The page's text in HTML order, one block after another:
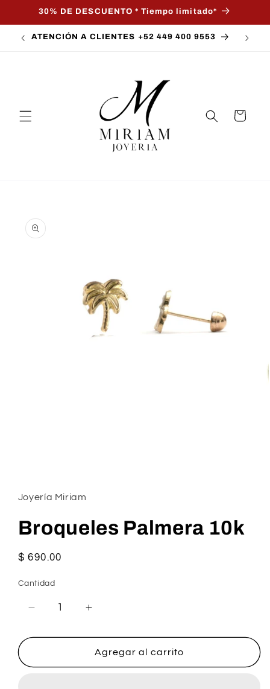
directamente
al contenido
30% DE DESCUENTO * Tiempo limitado*
ATENCIÓN A CLIENTES +52 449 400 9553
Carrito
información
en
ventana
modal
Joyería Miriam
Broqueles Palmera 10k
Precio
$ 690.00
Cantidad
Reducir
para
Palmera
Aumentar
para
Broqueles
Palmera
Agregar al carrito